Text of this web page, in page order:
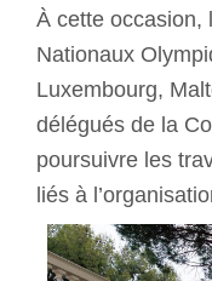
À cette occasion,
Nationaux
Luxembourg,
délégués de la
poursuivre les
liés à